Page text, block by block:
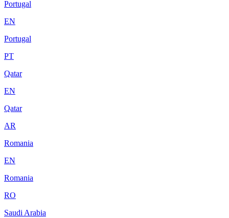
Portugal
EN
Portugal
PT
Qatar
EN
Qatar
AR
Romania
EN
Romania
RO
Saudi Arabia